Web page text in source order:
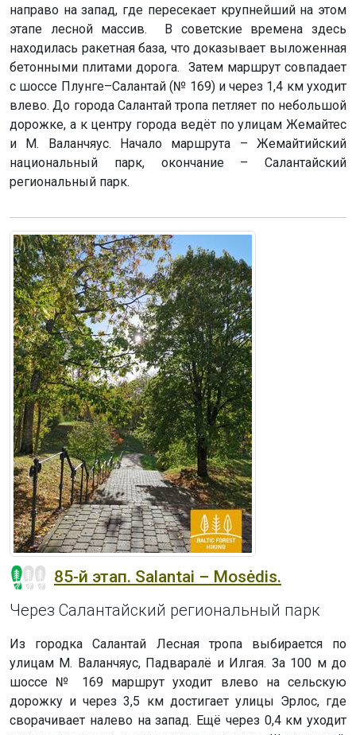
направо на запад, где пересекает крупнейший на этом
этапе лесной массив. В советские времена здесь
находилась ракетная база, что доказывает выложенная
бетонными плитами дорога. Затем маршрут совпадает
с шоссе Плунге–Салантай (№ 169) и через 1,4 км уходит
влево. До города Салантай тропа петляет по небольшой
дорожке, а к центру города ведёт по улицам Жемайтес
и М. Валанчяус. Начало маршрута – Жемайтийский
национальный парк, окончание – Салантайский
региональный парк.
85-й этап. Salantai – Mosėdis.
Через Салантайский региональный парк
Из городка Салантай Лесная тропа выбирается по
улицам М. Валанчяус, Падваралё и Илгая. За 100 м до
шоссе № 169 маршрут уходит влево на сельскую
дорожку и через 3,5 км достигает улицы Эрлос, где
сворачивает налево на запад. Ещё через 0,4 км уходит